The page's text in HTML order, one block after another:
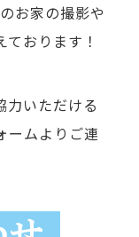
お家の撮影や
おります！
力いただける
ームよりご連